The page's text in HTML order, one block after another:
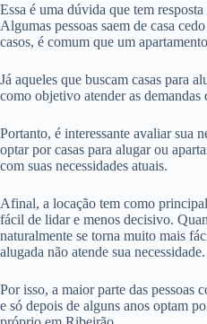
Essa é uma dúvida que tem
Algumas pessoas saem de casa
casos, é comum que um
Já aqueles que buscam casas para
como objetivo atender as
Portanto, é interessante avaliar sua
optar por casas para alugar ou
com suas necessidades atuais.
Afinal, a locação tem como
fácil de lidar e menos decisivo.
naturalmente se torna muito mais
alugada não atende sua necessidade.
Por isso, a maior parte das pessoas
e só depois de alguns anos optam